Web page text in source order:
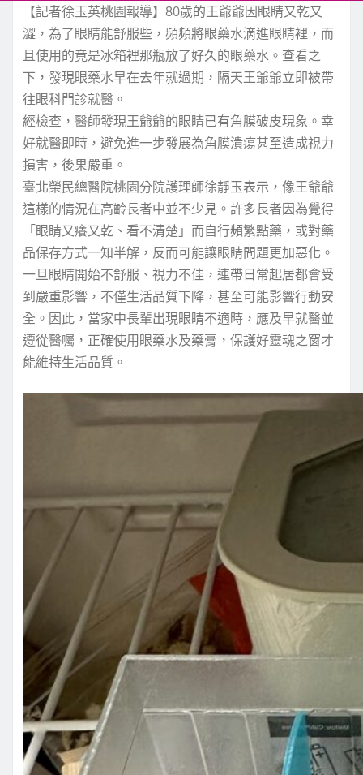
【記者徐玉英桃園報導】80歲的王爺爺因眼睛又乾又
澀，為了眼睛能舒服些，頻頻將眼藥水滴進眼睛裡，而
且使用的竟是冰箱裡那瓶放了好久的眼藥水。查看之
下，發現眼藥水早在去年就過期，隔天王爺爺立即被帶
往眼科門診就醫。
經檢查，醫師發現王爺爺的眼睛已有角膜破皮現象。幸
好就醫即時，避免進一步發展為角膜潰瘍甚至造成視力
損害，後果嚴重。
臺北榮民總醫院桃園分院護理師徐靜玉表示，像王爺爺
這樣的情況在高齡長者中並不少見。許多長者因為覺得
「眼睛又癢又乾、看不清楚」而自行頻繁點藥，或對藥
品保存方式一知半解，反而可能讓眼睛問題更加惡化。
一旦眼睛開始不舒服、視力不佳，連帶日常起居都會受
到嚴重影響，不僅生活品質下降，甚至可能影響行動安
全。因此，當家中長輩出現眼睛不適時，應及早就醫並
遵從醫囑，正確使用眼藥水及藥膏，保護好靈魂之窗才
能維持生活品質。